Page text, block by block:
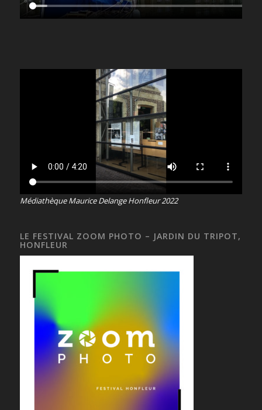
Médiathèque Maurice Delange Honfleur 2022
LE FESTIVAL ZOOM PHOTO – JARDIN DU TRIPOT,
HONFLEUR